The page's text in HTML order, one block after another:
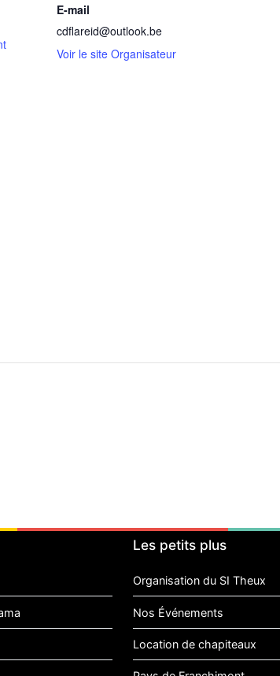
E-mail
cdflareid@outlook.be
Voir le site Organisateur
Les petits plus
Organisation du SI Theux
Nos Événements
Location de chapiteaux